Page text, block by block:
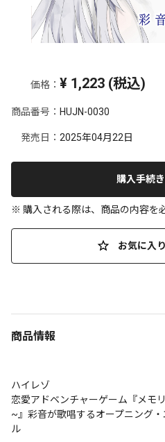
価格： ¥ 1,223 (税込)
商品番号： HUJN-0030
発売日： 2025年04月22日
購入手続
※ 購入される際は、商品の内容を
お気に入
商品情報
ハイレゾ
恋愛アドベンチャーゲーム『メモ
~』彩音が歌唱するオープニング